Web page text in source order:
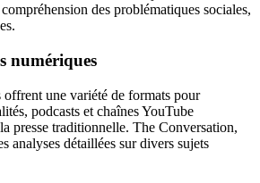
des problématiques sociales,
numériques
offrent une variété de formats pour
podcasts et chaînes YouTube
presse traditionnelle. The Conversation,
analyses détaillées sur divers sujets